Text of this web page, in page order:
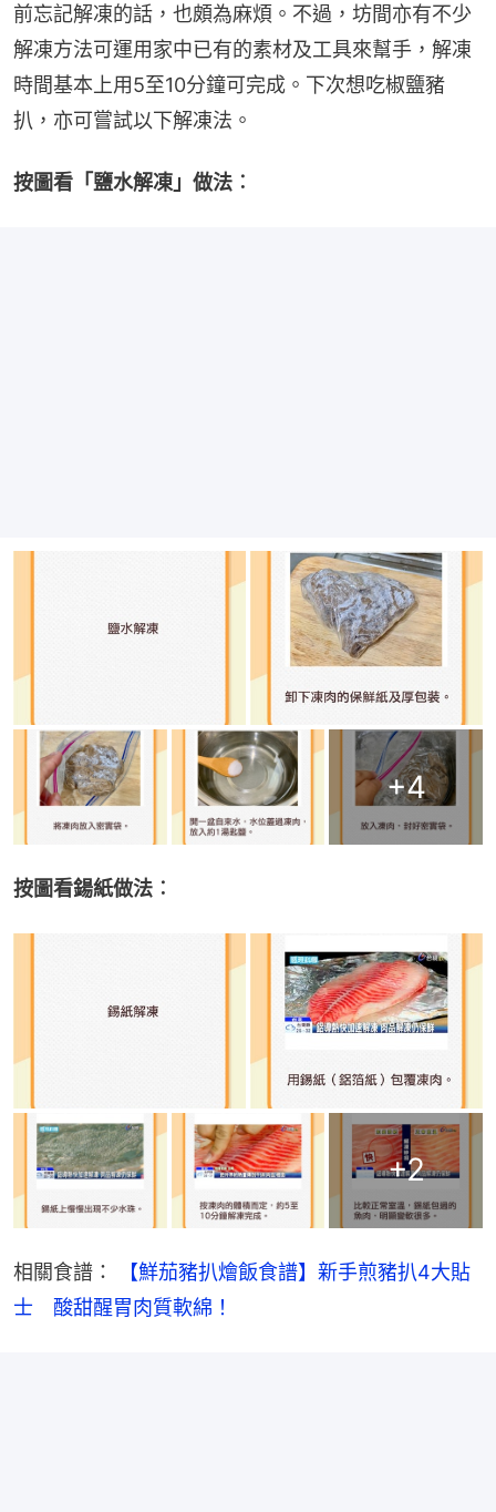
前忘記解凍的話，也頗為麻煩。不過，坊間亦有不少
解凍方法可運用家中已有的素材及工具來幫手，解凍
時間基本上用5至10分鐘可完成。下次想吃椒鹽豬
扒，亦可嘗試以下解凍法。
按圖看「鹽水解凍」做法︰
+4
按圖看鍚紙做法︰
+2
相關食譜：
【鮮茄豬扒燴飯食譜】新手煎豬扒4大貼
士　酸甜醒胃肉質軟綿！